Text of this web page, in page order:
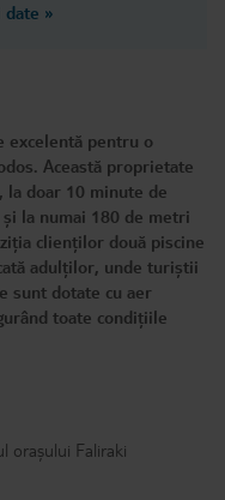
»
excelentă pentru o
Această proprietate
doar 10 minute de
la numai 180 de metri
clienților două piscine
adulților, unde turiștii
sunt dotate cu aer
toate condițiile
orașului Faliraki